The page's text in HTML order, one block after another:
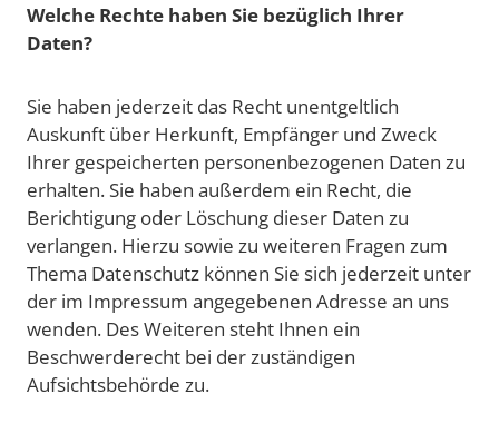
Welche Rechte haben Sie bezüglich Ihrer
Daten?
Sie haben jederzeit das Recht unentgeltlich
Auskunft über Herkunft, Empfänger und Zweck
Ihrer gespeicherten personenbezogenen Daten zu
erhalten. Sie haben außerdem ein Recht, die
Berichtigung oder Löschung dieser Daten zu
verlangen. Hierzu sowie zu weiteren Fragen zum
Thema Datenschutz können Sie sich jederzeit unter
der im Impressum angegebenen Adresse an uns
wenden. Des Weiteren steht Ihnen ein
Beschwerderecht bei der zuständigen
Aufsichtsbehörde zu.